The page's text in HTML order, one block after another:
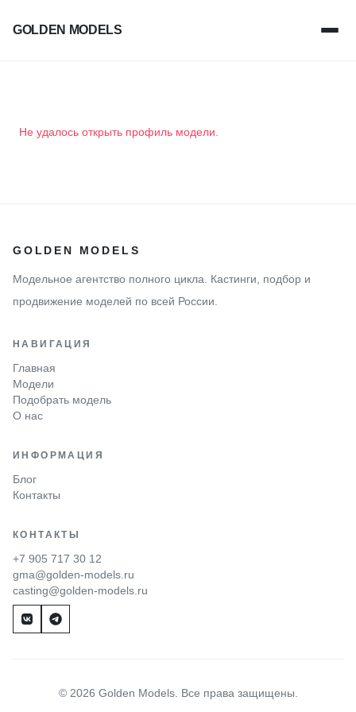
GOLDEN MODELS
Не удалось открыть профиль модели.
GOLDEN MODELS
Модельное агентство полного цикла. Кастинги, подбор и
продвижение моделей по всей России.
НАВИГАЦИЯ
Главная
Модели
Подобрать модель
О нас
ИНФОРМАЦИЯ
Блог
Контакты
КОНТАКТЫ
+7 905 717 30 12
gma@golden-models.ru
casting@golden-models.ru
© 2026 Golden Models. Все права защищены.